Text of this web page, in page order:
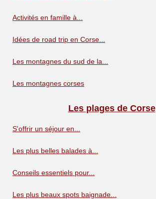
Activités en famille à...
Idées de road trip en Corse...
Les montagnes du sud de la...
Les montagnes corses
Les plages de Corse
S'offrir un séjour en...
Les plus belles balades à...
Conseils essentiels pour...
Les plus beaux spots baignade...